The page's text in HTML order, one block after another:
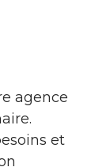
agence
et